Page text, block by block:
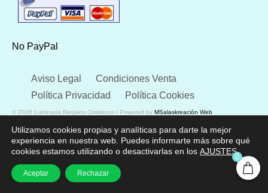
No PayPal
Aviso Legal
Condiciones Venta
Política Privacidad
Política Cookies
© 2026 Luminaria Regalos Cristianos | Powered by MSalaskreación Web
0
Utilizamos cookies propias y analíticas para darte la mejor
experiencia en nuestra web. Puedes informarte más sobre qué
cookies estamos utilizando o desactivarlas en los AJUSTES.
Aceptar Rechazar